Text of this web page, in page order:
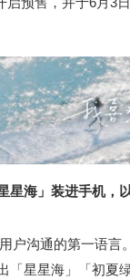
星海」装进手机，
户沟通的第一语
「星星海」「初夏